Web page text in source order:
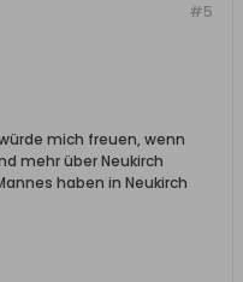
#5
mich freuen, wenn
mehr über Neukirch
haben in Neukirch